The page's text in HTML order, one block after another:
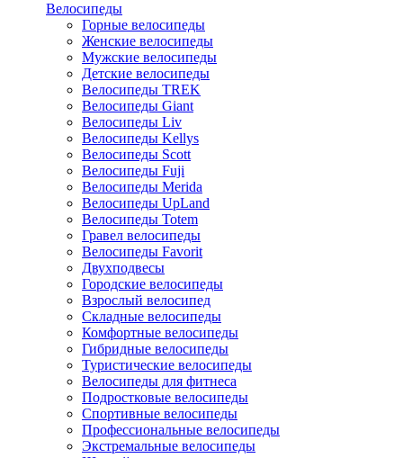
Велосипеды
Горные велосипеды
Женские велосипеды
Мужские велосипеды
Детские велосипеды
Велосипеды TREK
Велосипеды Giant
Велосипеды Liv
Велосипеды Kellys
Велосипеды Scott
Велосипеды Fuji
Велосипеды Merida
Велосипеды UpLand
Велосипеды Totem
Гравел велосипеды
Велосипеды Favorit
Двухподвесы
Городские велосипеды
Взрослый велосипед
Складные велосипеды
Комфортные велосипеды
Гибридные велосипеды
Туристические велосипеды
Велосипеды для фитнеса
Подростковые велосипеды
Спортивные велосипеды
Профессиональные велосипеды
Экстремальные велосипеды